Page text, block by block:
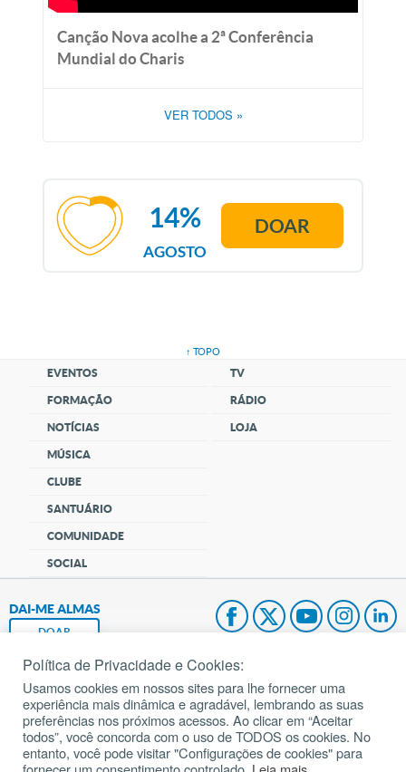
Canção Nova acolhe a 2ª Conferência
Mundial do Charis
VER TODOS »
AGOSTO
14% DOAR
↑ TOPO
EVENTOS
FORMAÇÃO
NOTÍCIAS
MÚSICA
CLUBE
SANTUÁRIO
COMUNIDADE
SOCIAL
TV
RÁDIO
LOJA
DAI-ME ALMAS
DOAR
Fundação João Paulo II
Pedido de Oração
Mapa do site
Política de Privacidade e Cookies:
Usamos cookies em nossos sites para lhe fornecer uma
experiência mais dinâmica e agradável, lembrando as suas
preferências nos próximos acessos. Ao clicar em “Aceitar
todos”, você concorda com o uso de TODOS os cookies. No
entanto, você pode visitar "Configurações de cookies" para